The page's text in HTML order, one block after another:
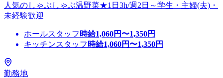
人気のしゃぶしゃぶ温野菜★1日3h/週2日～学生・主婦(夫)・
未経験歓迎
ホールスタッフ 時給1,060円〜1,350円
キッチンスタッフ 時給1,060円〜1,350円
勤務地